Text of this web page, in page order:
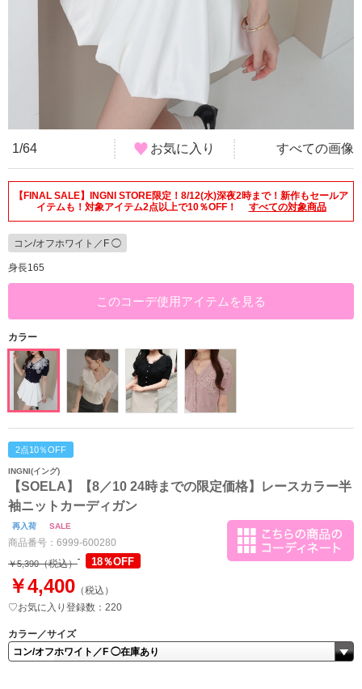
1/64 お気に入り すべての画像
【FINAL SALE】INGNI STORE限定！8/12(水)深夜2時まで！新作もセールア
イテムも！対象アイテム2点以上で10％OFF！
すべての対象商品
コン/オフホワイト／F ◯
身長165
このコーデ使用アイテムを見る
カラー
2点10％OFF
INGNI(イング)
【SOELA】【8／10 24時までの限定価格】レースカラー半
袖ニットカーディガン
再入荷 SALE
商品番号： 6999-600280
￥5,390（税込） 18％OFF
￥4,400 （税込）
♡お気に入り登録数：220
カラー／サイズ